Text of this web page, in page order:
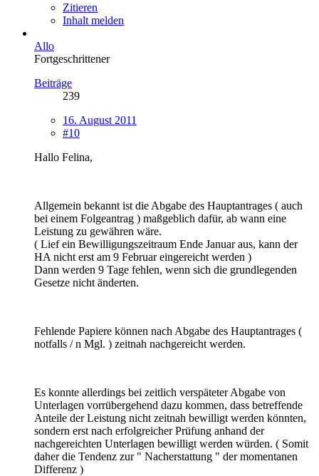
Zitieren
Inhalt melden
Allo
Fortgeschrittener
Beiträge
239
16. August 2011
#10
Hallo Felina,
Allgemein bekannt ist die Abgabe des Hauptantrages ( auch
bei einem Folgeantrag ) maßgeblich dafür, ab wann eine
Leistung zu gewähren wäre.
( Lief ein Bewilligungszeitraum Ende Januar aus, kann der
HA nicht erst am 9 Februar eingereicht werden )
Dann werden 9 Tage fehlen, wenn sich die grundlegenden
Gesetze nicht änderten.
Fehlende Papiere können nach Abgabe des Hauptantrages (
notfalls / n Mgl. ) zeitnah nachgereicht werden.
Es konnte allerdings bei zeitlich verspäteter Abgabe von
Unterlagen vorrübergehend dazu kommen, dass betreffende
Anteile der Leistung nicht zeitnah bewilligt werden könnten,
sondern erst nach erfolgreicher Prüfung anhand der
nachgereichten Unterlagen bewilligt werden würden. ( Somit
daher die Tendenz zur " Nacherstattung " der momentanen
Differenz )